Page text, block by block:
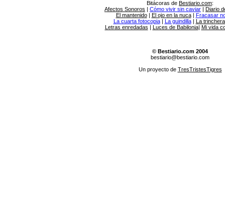
Bitácoras de Bestiario.com:
Afectos Sonoros | Cómo vivir sin caviar | Diario
El mantenido| El ojo en la nuca| Fracasar
La cuarta fotocopia| La guindilla| La
Letras enredadas | Luces de Babilonia| Mi vida
© Bestiario.com 2004
bestiario@bestiario.com
Un proyecto de TresTristesTigres